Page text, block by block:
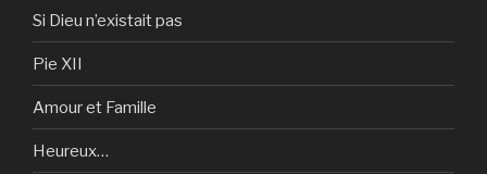
Si Dieu n’existait pas
Pie XII
Amour et Famille
Heureux…